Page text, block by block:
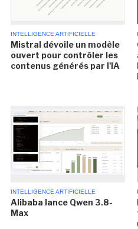
INTELLIGENCE ARTIFICIELLE
Mistral dévoile un modèle
ouvert pour contrôler les
contenus générés par l'IA
INTELLIGENCE ARTIFICIELLE
Alibaba lance Qwen 3.8-
Max